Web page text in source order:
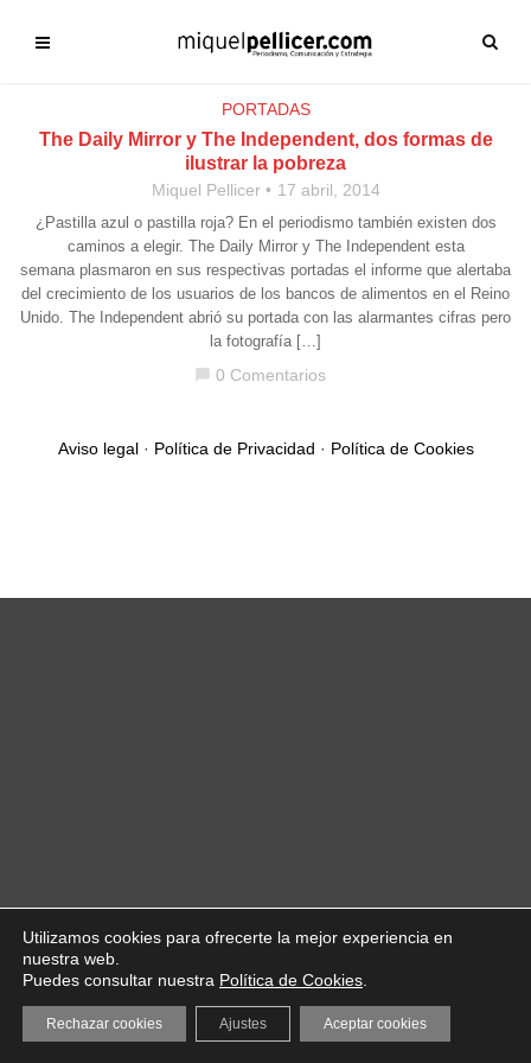
PORTADAS
The Daily Mirror y The Independent, dos formas de
ilustrar la pobreza
Miquel Pellicer 17 abril, 2014
¿Pastilla azul o pastilla roja? En el periodismo también existen dos
caminos a elegir. The Daily Mirror y The Independent esta
semana plasmaron en sus respectivas portadas el informe que alertaba
del crecimiento de los usuarios de los bancos de alimentos en el Reino
Unido. The Independent abrió su portada con las alarmantes cifras pero
la fotografía […]
chat_bubble 0 Comentarios
Aviso legal· Política de Privacidad · Política de Cookies
Utilizamos cookies para ofrecerte la mejor experiencia en
nuestra web.
Puedes consultar nuestra Política de Cookies
Aceptar cookies
Rechazar cookies Ajustes